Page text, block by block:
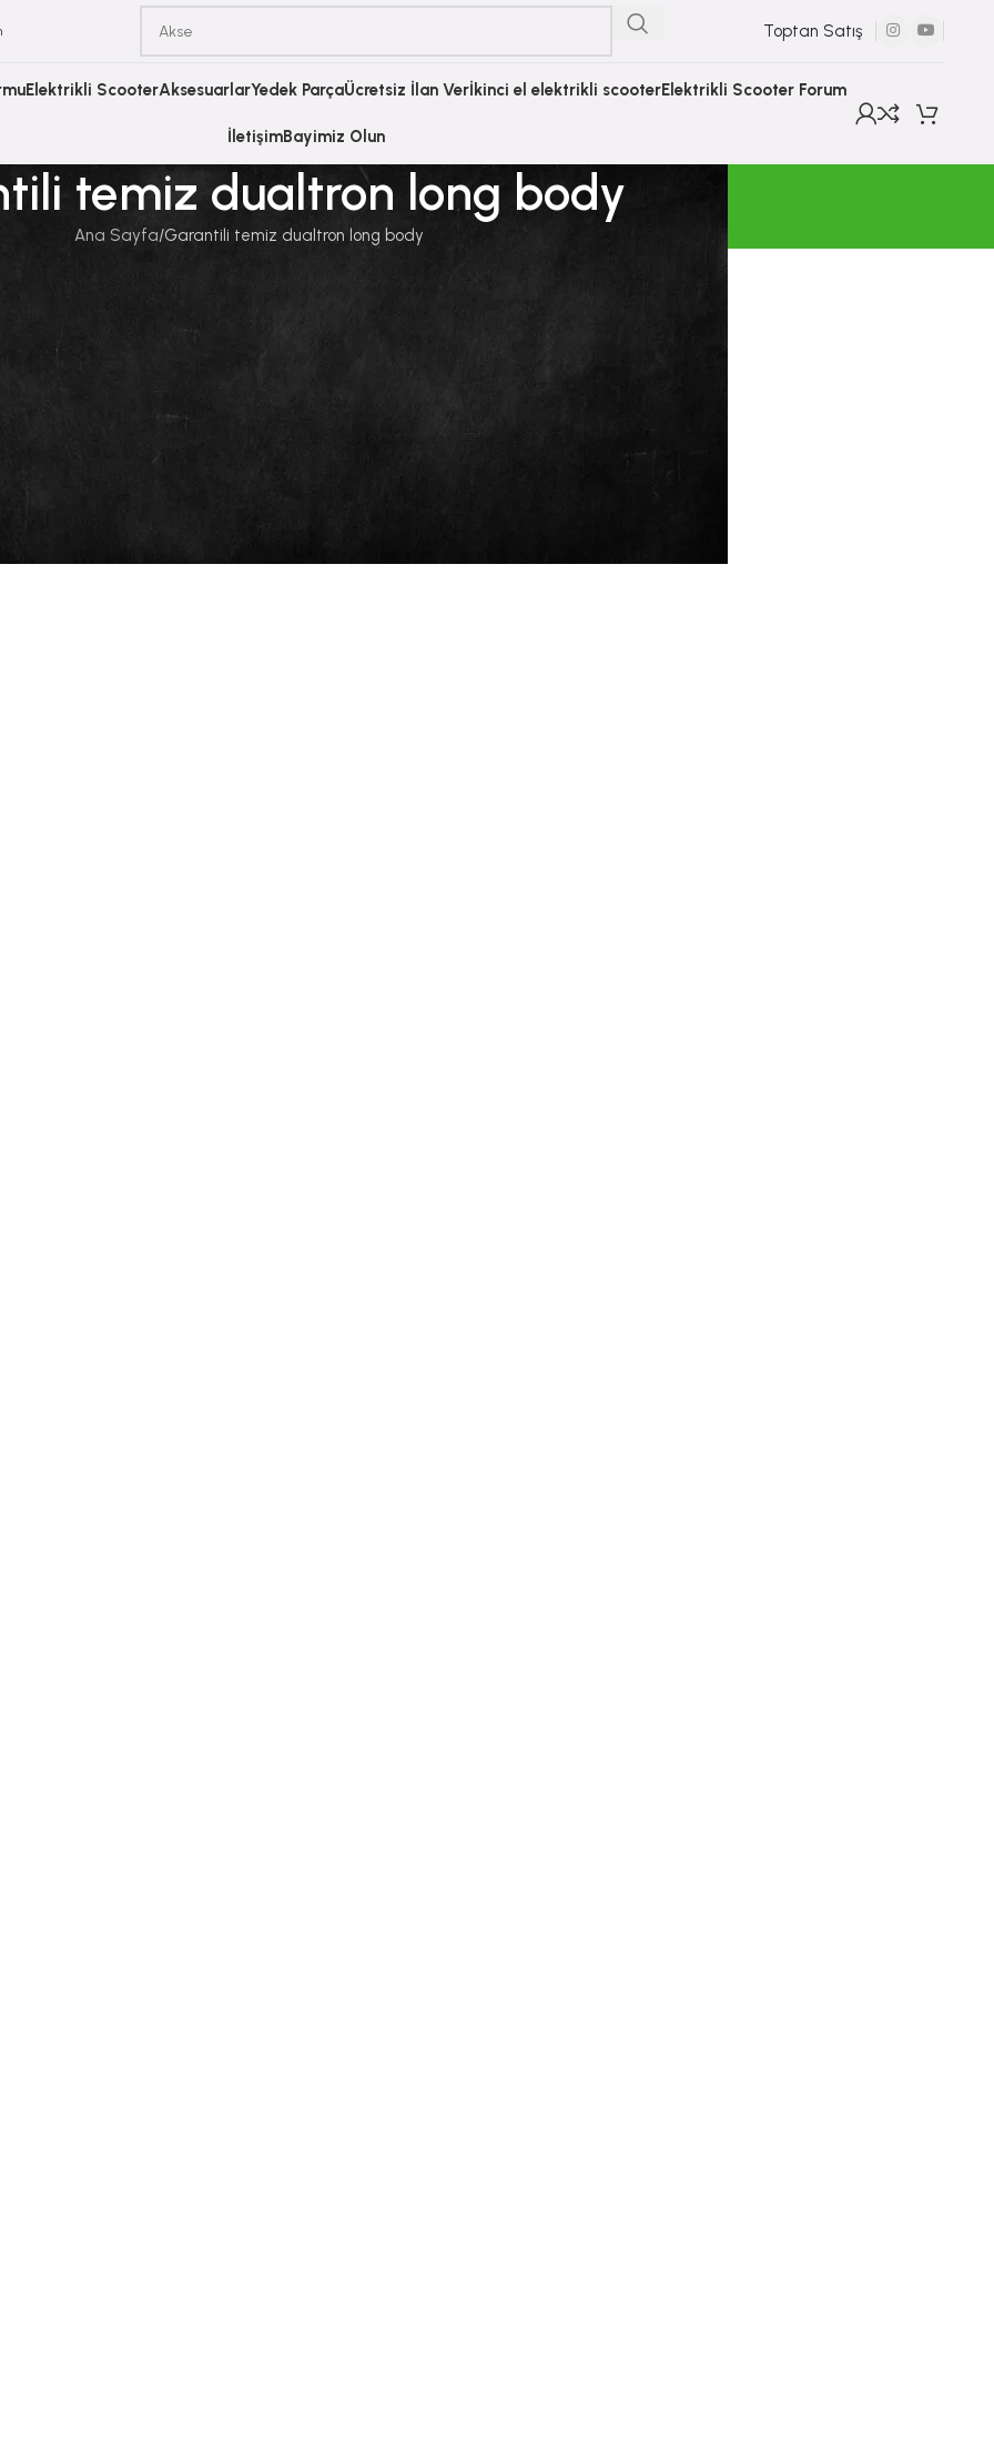
Toptan Satış
Elektrikli ScooterAksesuarlarYedek ParçaÜcretsiz İlan Verİkinci el elektrikli scooterElektrikli Scooter Forum
İletişimBayimiz Olun
temiz dualtron long body
Ana Sayfa Garantili temiz dualtron long body